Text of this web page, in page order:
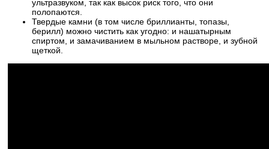
ультразвуком, так как высок риск того, что они
полопаются.
Твердые камни (в том числе бриллианты, топазы,
берилл) можно чистить как угодно: и нашатырным
спиртом, и замачиванием в мыльном растворе, и зубной
щеткой.